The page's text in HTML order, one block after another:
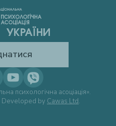
психологічна асоціація».
Developed by Cawas Ltd.